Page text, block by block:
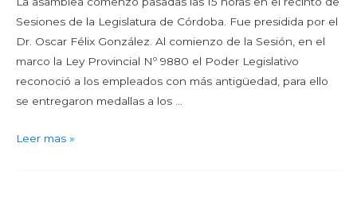
Sesiones de la Legislatura de Córdoba. Fue presidida por el
Dr. Oscar Félix González. Al comienzo de la Sesión, en el
marco la Ley Provincial Nº 9880 el Poder Legislativo
reconoció a los empleados con más antigüedad, para ello
se entregaron medallas a los …
Leer mas »